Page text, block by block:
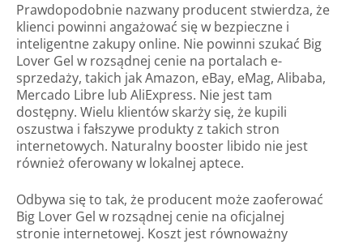
Prawdopodobnie nazwany producent stwierdza, że
klienci powinni angażować się w bezpieczne i
inteligentne zakupy online. Nie powinni szukać Big
Lover Gel w rozsądnej cenie na portalach e-
sprzedaży, takich jak Amazon, eBay, eMag, Alibaba,
Mercado Libre lub AliExpress. Nie jest tam
dostępny. Wielu klientów skarży się, że kupili
oszustwa i fałszywe produkty z takich stron
internetowych. Naturalny booster libido nie jest
również oferowany w lokalnej aptece.
Odbywa się to tak, że producent może zaoferować
Big Lover Gel w rozsądnej cenie na oficjalnej
stronie internetowej. Koszt jest równoważny